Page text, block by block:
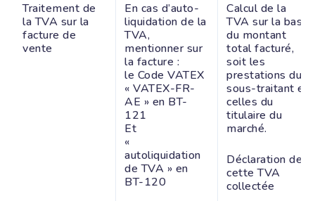
Traitement de
la TVA sur la
facture de
vente
En cas d’auto-
liquidation de la
TVA,
mentionner sur
la facture :
le Code VATEX
« VATEX-FR-
AE » en BT-
121
Et
«
autoliquidation
de TVA » en
BT-120
Calcul de la
TVA sur la base
du montant
total facturé,
soit les
prestations du
sous-traitant et
celles du
titulaire du
marché.
Déclaration de
cette TVA
collectée